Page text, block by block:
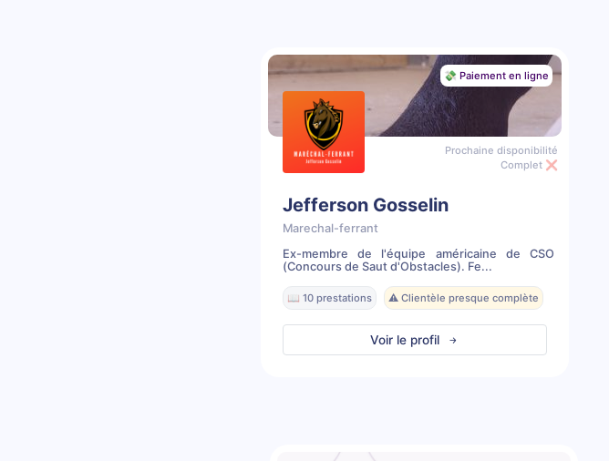
💸 Paiement en ligne
Prochaine disponibilité
Complet ❌
Jefferson Gosselin
Marechal-ferrant
Ex-membre de l'équipe américaine de CSO
(Concours de Saut d'Obstacles). Fe...
📖 10 prestations ⚠️ Clientèle presque complète
Voir le profil